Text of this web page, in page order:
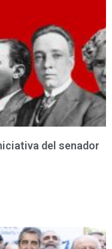
del senador